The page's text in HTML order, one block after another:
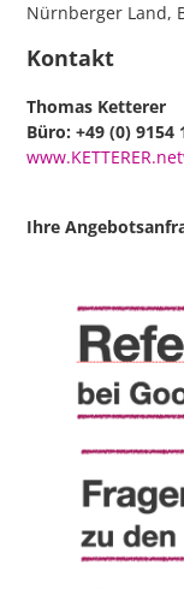
Nürnberger Land,
Kontakt
Thomas Ketterer
Büro: +49 (0) 9154
Ihre